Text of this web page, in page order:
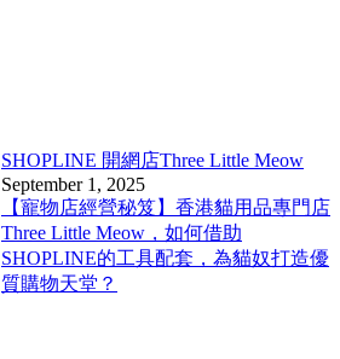
SHOPLINE 開網店Three Little Meow
September 1, 2025
【寵物店經營秘笈】香港貓用品專門店
Three Little Meow，如何借助
SHOPLINE的工具配套，為貓奴打造優
質購物天堂？